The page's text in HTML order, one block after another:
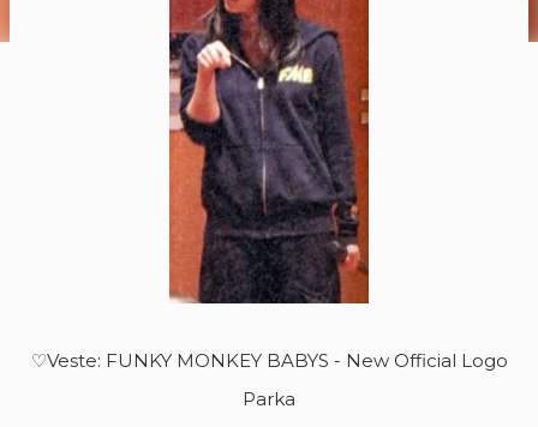
♡Veste: FUNKY MONKEY BABYS - New Official Logo
Parka